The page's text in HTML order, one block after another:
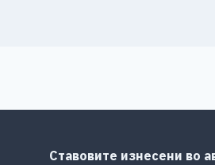
Ставовите изнесени во